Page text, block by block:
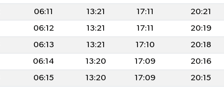
06:11 13:21 17:11 20:21
06:12 13:21 17:11 20:19
06:13 13:21 17:10 20:18
06:14 13:20 17:09 20:16
06:15 13:20 17:09 20:15